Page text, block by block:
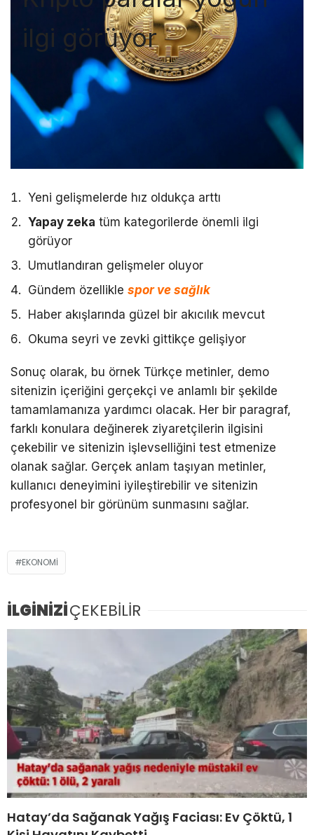
ilgi görüyor
Yeni gelişmelerde hız oldukça arttı
Yapay zeka tüm kategorilerde önemli ilgi
görüyor
Umutlandıran gelişmeler oluyor
Gündem özellikle spor ve sağlık
Haber akışlarında güzel bir akıcılık mevcut
Okuma seyri ve zevki gittikçe gelişiyor
Sonuç olarak, bu örnek Türkçe metinler, demo
sitenizin içeriğini gerçekçi ve anlamlı bir şekilde
tamamlamanıza yardımcı olacak. Her bir paragraf,
farklı konulara değinerek ziyaretçilerin ilgisini
çekebilir ve sitenizin işlevselliğini test etmenize
olanak sağlar. Gerçek anlam taşıyan metinler,
kullanıcı deneyimini iyileştirebilir ve sitenizin
profesyonel bir görünüm sunmasını sağlar.
EKONOMI
İLGİNİZİÇEKEBİLİR
Hatay’da Sağanak Yağış Faciası: Ev Çöktü, 1